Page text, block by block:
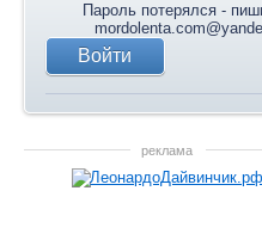
Пароль потерялся -
реклама